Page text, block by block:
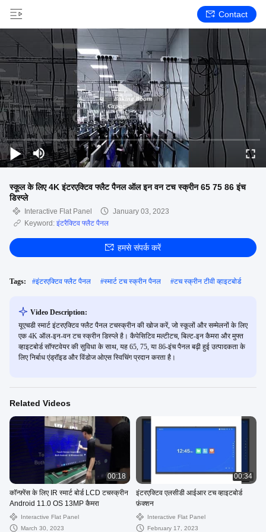
Contact
स्कूल के लिए 4K इंटरएक्टिव फ्लैट पैनल ऑल इन वन टच स्क्रीन 65 75 86 इंच
डिस्प्ले
Interactive Flat Panel
January 03, 2023
Keyword: इंटरैक्टिव फ्लैट पैनल
हमसे संपर्क करें
Tags: #इंटरएक्टिव फ्लैट पैनल #स्मार्ट टच स्क्रीन पैनल #टच स्क्रीन टीवी व्हाइटबोर्ड
Video Description:
यूएचडी स्मार्ट इंटरएक्टिव फ्लैट पैनल टचस्क्रीन की खोज करें, जो स्कूलों और सम्मेलनों के लिए
एक 4K ऑल-इन-वन टच स्क्रीन डिस्प्ले है। कैपेसिटिव मल्टीटच, बिल्ट-इन कैमरा और मुफ्त
व्हाइटबोर्ड सॉफ्टवेयर की सुविधा के साथ, यह 65, 75, या 86-इंच पैनल बढ़ी हुई उत्पादकता के
लिए निर्बाध एंड्रॉइड और विंडोज ओएस स्विचिंग प्रदान करता है।
Related Videos
00:18
कॉन्फ़्रेंस के लिए IR स्मार्ट बोर्ड LCD टचस्क्रीन
Android 11.0 OS 13MP कैमरा
Interactive Flat Panel
March 30, 2023
00:34
इंटरएक्टिव एलसीडी आईआर टच व्हाइटबोर्ड
फ़ंक्शन
Interactive Flat Panel
February 17, 2023